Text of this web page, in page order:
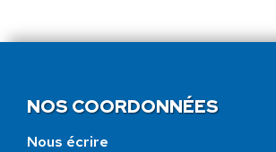
NOS COORDONNÉES
Nous écrire